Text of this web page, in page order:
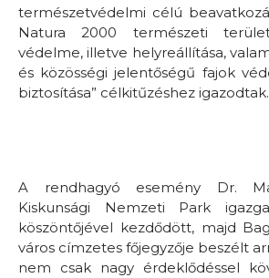
természetvédelmi célú
Natura 2000 természeti
védelme, illetve helyreállítása,
és közösségi jelentőségű fajok
biztosítása” célkitűzéshez igazodtak.
A rendhagyó esemény Dr.
Kiskunsági Nemzeti Park
köszöntőjével kezdődött, majd
város címzetes főjegyzője beszélt
nem csak nagy érdeklődéssel